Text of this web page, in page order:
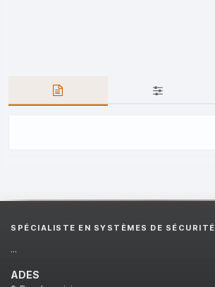
SPÉCIALISTE EN SYSTÈMES DE SÉCURITÉ
...
ADES